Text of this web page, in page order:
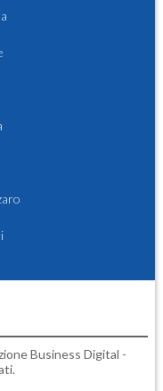
Business Digital -